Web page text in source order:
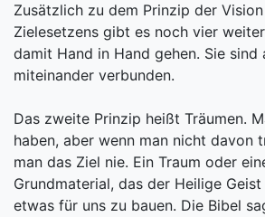
Zusätzlich zu dem Prinzip der
Zielesetzens gibt es noch vier
damit Hand in Hand gehen. Sie sind
miteinander verbunden.
Das zweite Prinzip heißt Träumen.
haben, aber wenn man nicht davon
man das Ziel nie. Ein Traum oder
Grundmaterial, das der Heilige
etwas für uns zu bauen. Die Bibel